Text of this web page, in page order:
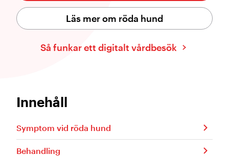
Läs mer om röda hund
Så funkar ett digitalt vårdbesök
Innehåll
Symptom vid röda hund
Behandling